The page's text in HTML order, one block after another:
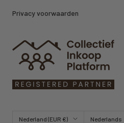
Privacy voorwaarden
Land/regio Nederland (EUR €) TaalNederlands